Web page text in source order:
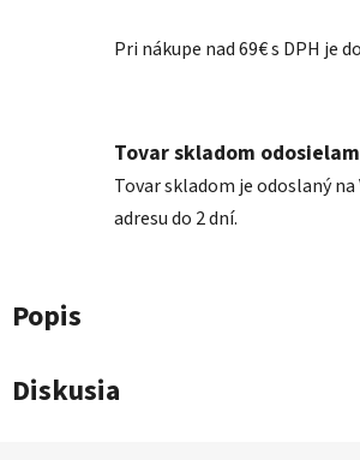
Pri nákupe nad 69€ s DPH je
Tovar skladom
Tovar skladom je odoslaný na
adresu do 2 dní.
Popis
Diskusia